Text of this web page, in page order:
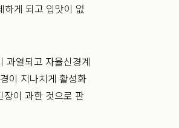
하게 되고 입맛이 없
과열되고 자율신경계
이 지나치게 활성화
장이 과한 것으로 판